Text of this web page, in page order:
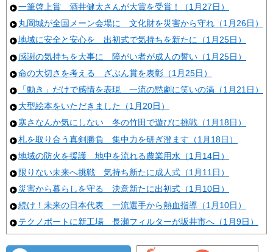
一筆啓上賞 酒井健太さんが大賞を受賞！（1月27日）
丸岡城が全国メーン会場に 文化財を災害から守れ（1月26日）
地域に安全と安心を 出初式で気持ちを新たに（1月25日）
感謝の気持ちを大事に 障がい者が成人の誓い（1月25日）
命の大切さを考える ざぶん賞を表彰（1月25日）
「動き」だけで感情を表現 一流の黙劇に笑いの渦（1月21日）
大型絵本をいただきました（1月20日）
寒さなんか気にしない 冬の竹田で遊びに挑戦（1月18日）
札を取り合う真剣勝負 集中力を研ぎ澄ます（1月18日）
地域の防火を援護 地中を流れる農業用水（1月14日）
限りない未来へ挑戦 気持ち新たに成人式（1月11日）
災害から暮らしを守る 決意新たに出初式（1月10日）
続け！未来の日本代表 一流選手から熱血指導（1月10日）
テクノポートに新工場 長瀬フィルターが坂井市へ（1月9日）